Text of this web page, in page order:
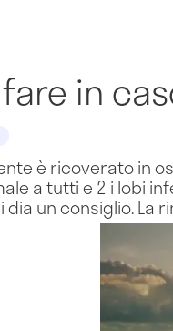
in
è ricoverato in
a tutti e 2 i lobi
dia un consiglio. La